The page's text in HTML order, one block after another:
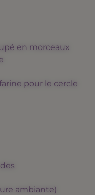
en morceaux
pour le cercle
ambiante)